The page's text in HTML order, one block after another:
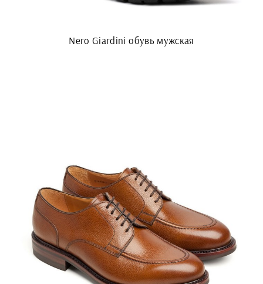
Nero Giardini обувь мужская